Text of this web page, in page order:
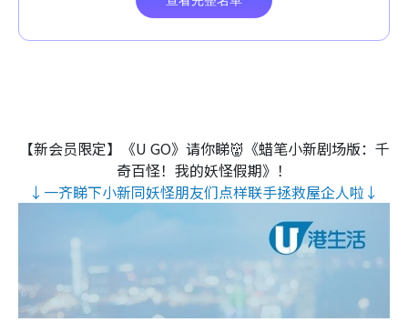
【新会员限定】《U GO》请你睇👹《蜡笔小新剧场版：千
奇百怪！我的妖怪假期》！
↓一齐睇下小新同妖怪朋友们点样联手拯救屋企人啦↓